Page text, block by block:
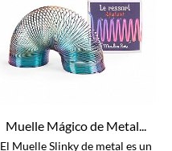
Muelle Mágico de Metal...
El Muelle Slinky de metal es un